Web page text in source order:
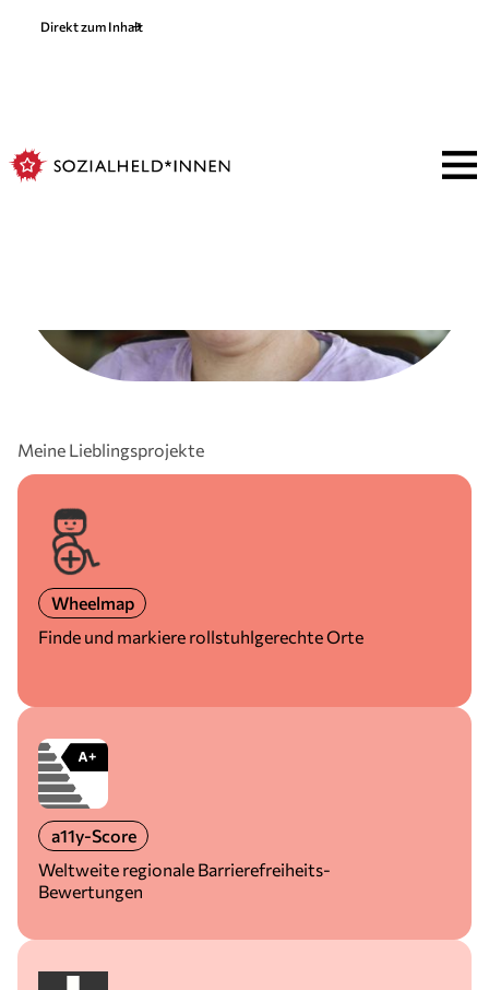
Direkt zum Inhalt
Meine Lieblingsprojekte
Wheelmap
Finde und markiere rollstuhlgerechte Orte
a11y-Score
Weltweite regionale Barrierefreiheits-
Bewertungen